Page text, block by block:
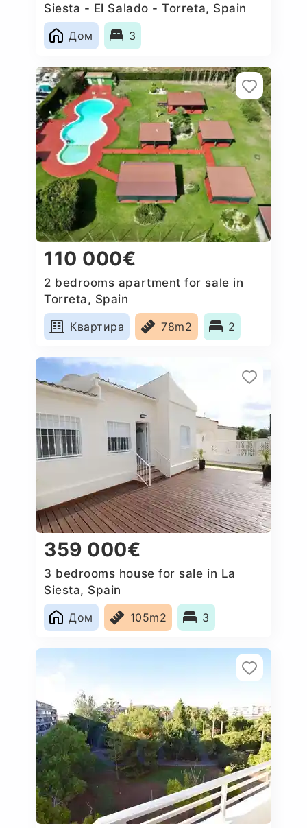
Siesta - El Salado - Torreta, Spain
Дом
3
110 000€
2 bedrooms apartment for sale in
Torreta, Spain
Квартира
78m2 2
359 000€
3 bedrooms house for sale in La
Siesta, Spain
Дом
105m2 3